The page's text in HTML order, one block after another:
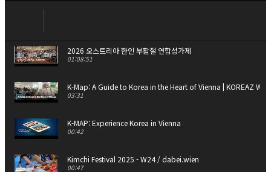
2026 오스트리아 한인 부활절 연합성가제
01:08:51
K-Map: A Guide to Korea in the Heart of Vienna | KOREAZ
03:31
K-MAP: Experience Korea in Vienna
00:42
Kimchi Festival 2025 - W24 / dabei.wien
00:47